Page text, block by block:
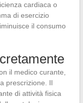
cardiaca o
di esercizio
il consumo
il medico curante,
prescrizione. Il
di attività fisica